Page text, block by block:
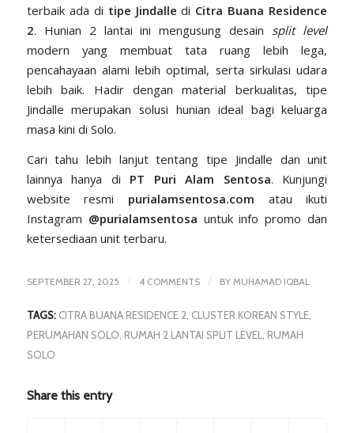
terbaik ada di tipe Jindalle di Citra Buana Residence
2. Hunian 2 lantai ini mengusung desain split level
modern yang membuat tata ruang lebih lega,
pencahayaan alami lebih optimal, serta sirkulasi udara
lebih baik. Hadir dengan material berkualitas, tipe
Jindalle merupakan solusi hunian ideal bagi keluarga
masa kini di Solo.
Cari tahu lebih lanjut tentang tipe Jindalle dan unit
lainnya hanya di PT Puri Alam Sentosa. Kunjungi
website resmi purialamsentosa.com atau ikuti
Instagram @purialamsentosa untuk info promo dan
ketersediaan unit terbaru.
SEPTEMBER 27, 2025 / 4 COMMENTS / BY MUHAMAD IQBAL
TAGS: CITRA BUANA RESIDENCE 2, CLUSTER KOREAN STYLE,
PERUMAHAN SOLO, RUMAH 2 LANTAI SPLIT LEVEL, RUMAH
SOLO
Share this entry